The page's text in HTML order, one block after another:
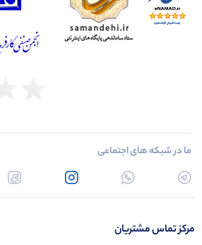
ما در شبکه های اجتماعی
مرکز تماس مشتریان